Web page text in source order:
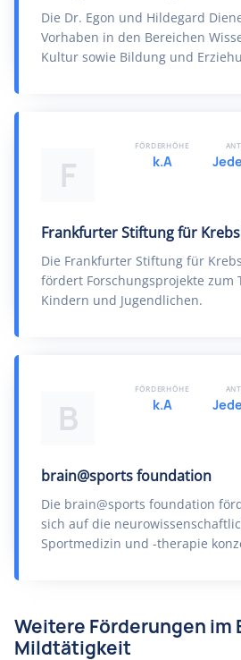
Die Dr. Egon und Hildegard
Vorhaben in den Bereichen
Kultur sowie Bildung und
F
Frankfurter Stiftung für
Die Frankfurter Stiftung für
fördert Forschungsprojekte zum
Kindern und Jugendlichen.
FÖRDERHÖHE
k.A
B
brain@sports foundation
Die brain@sports foundation
sich auf die
Sportmedizin und -therapie
FÖRDERHÖHE
k.A
Weitere Förderungen im
Mildtätigkeit